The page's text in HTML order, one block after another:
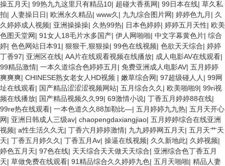
操五月天| 99热九九这里只有精品10| 超碰大香蕉网| 99日本在线| 草久私
拍| 人妻操日日| 欧洲永久精品| www久 | 九九综合图片网| 婷婷色九月 | 久
久婷婷成人视频| 亚洲操操操| 久热99热| 日本色婷婷| 婷婷五月天性| 欧美
色图天堂网| 91女人18毛片水多国产| 伊人网啪啪| 中文字幕黄色片| 综合
婷| 色色网站日本91 | 狠狠干,狠狠操| 99色在线视频| 色欲天天综合| 婷婷
丁香97| 亚洲区在线| AA片在线观看视频在线播放| 成人电影AV在线观看|
99精品激情| 一本久道综合色婷婷五月 | 免费亚洲成人电影AV| 五月婷婷
爽爽爽| CHINESE熟女老女人HD视频 | 嫩草综合网| 97超级碰人人 | 99网
址在线观看| 国产精品涩涩涩视频网站| 五月综合久久 | 欧美啪啪9| 99ri视
频在线播放| 国产精品视频久久99| 69激情小说| 丁香五月婷婷88在线|
99re热在线观看| 一本色道久久88加勒比—| 五月婷婷九九热| 五月天开心
网| 亚洲日韩成人三级av| chaopengdaxiangjiao| 五月婷婷综合在线亚洲
视频| a性生活久久无| 丁香六月婷婷激情| 九九婷婷网五月天| 五月天艹天
天| 丁香五月婷久久 | 丁香五月Av| 操逼在线视频| 久久新地此| 久婷视频|
婷色五月天| 97色在线| 天天综合天天做天天综合| 亚洲综合色丁香五月
天| 草做免费在线观看| 91精品综合久久婷婷九色| 五月天啪啪| 精品人妻